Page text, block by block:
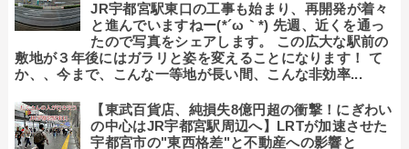
JR宇都宮駅東口の工事も始まり、再開発が着々
と進んでいますねー(*´ω｀*) 先週、近くを通っ
たので写真をシェアします。 この広大な駅前の
敷地が３年後にはガラリと姿を変えることになります！ て
か、、今まで、こんな一等地が長い間、こんな非効率...
【東武百貨店、純損失8億円超の衝撃！にぎわい
の中心はJR宇都宮駅周辺へ】LRTが加速させた
宇都宮市の"東西格差"と不動産への影響と